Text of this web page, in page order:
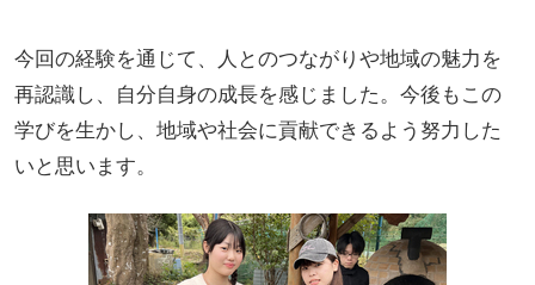
今回の経験を通じて、人とのつながりや地域の魅力を
再認識し、自分自身の成長を感じました。今後もこの
学びを生かし、地域や社会に貢献できるよう努力した
いと思います。